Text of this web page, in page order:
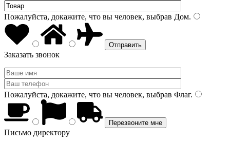
Пожалуйста, докажите, что вы человек, выбрав Дом.
Заказать звонок
Пожалуйста, докажите, что вы человек, выбрав Флаг.
Письмо директору